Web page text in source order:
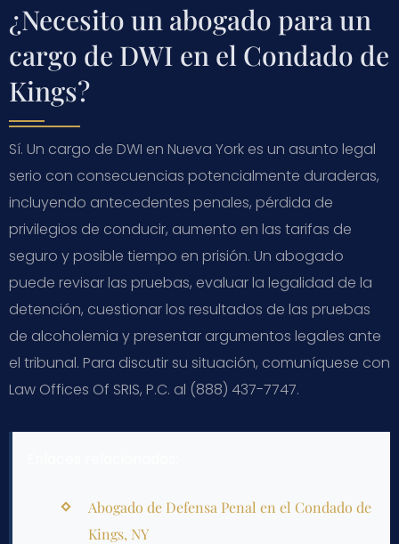
¿Necesito un abogado para un
cargo de DWI en el Condado de
Kings?
Sí. Un cargo de DWI en Nueva York es un asunto legal
serio con consecuencias potencialmente duraderas,
incluyendo antecedentes penales, pérdida de
privilegios de conducir, aumento en las tarifas de
seguro y posible tiempo en prisión. Un abogado
puede revisar las pruebas, evaluar la legalidad de la
detención, cuestionar los resultados de las pruebas
de alcoholemia y presentar argumentos legales ante
el tribunal. Para discutir su situación, comuníquese con
Law Offices Of SRIS, P.C. al (888) 437-7747.
Abogado de Defensa Penal en el Condado de
Kings, NY